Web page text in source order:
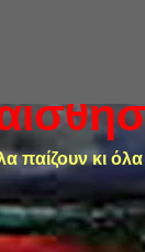
παίζουν κι όλα